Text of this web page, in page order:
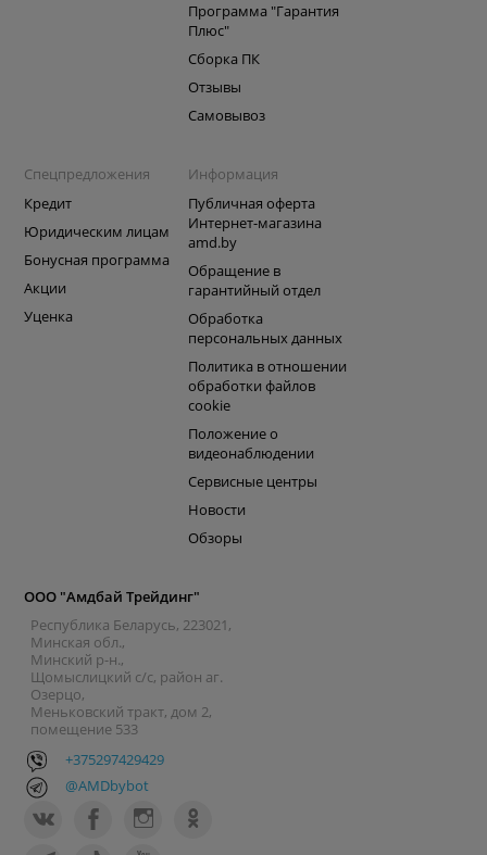
Программа "Гарантия
Плюс"
Сборка ПК
Отзывы
Самовывоз
Спецпредложения
Кредит
Юридическим лицам
Бонусная программа
Акции
Уценка
Информация
Публичная оферта
Интернет-магазина
amd.by
Обращение в
гарантийный отдел
Обработка
персональных данных
Политика в отношении
обработки файлов
cookie
Положение о
видеонаблюдении
Сервисные центры
Новости
Обзоры
ООО "Амдбай Трейдинг"
Республика Беларусь, 223021,
Минская обл.,
Минский р-н.,
Щомыслицкий с/с, район аг.
Озерцо,
Меньковский тракт, дом 2,
помещение 533
+375297429429
@AMDbybot